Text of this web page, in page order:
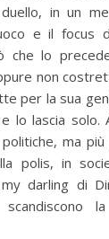
in un
e il focus
lo
non
per la sua
lo lascia
ma più
polis, in
darling di
scandiscono